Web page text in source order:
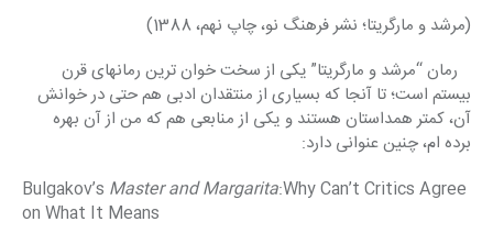
(مرشد و مارگریتا؛ نشر فرهنگ نو، چاپ نهم، 1388)
رمان “مرشد و مارگریتا” یکی از سخت خوان ترین رمانهای قرن
بیستم است؛ تا آنجا که بسیاری از منتقدان ادبی هم حتی در خوانش
آن، کمتر همداستان هستند و یکی از منابعی هم که من از آن بهره
برده ام، چنین عنوانی دارد:
Bulgakov’s Master and Margarita:Why Can’t Critics Agree
on What It Means